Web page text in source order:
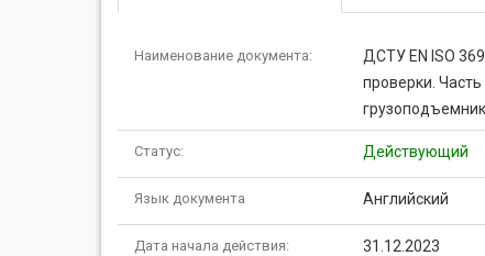
Наименование документа:
ДСТУ EN ISO
проверки.
Статус: Действующий
Язык документа Английский
Дата начала действия: 31.12.2023